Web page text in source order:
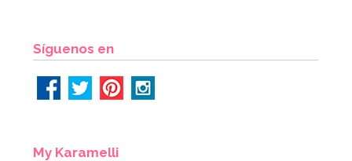
Síguenos en
My Karamelli